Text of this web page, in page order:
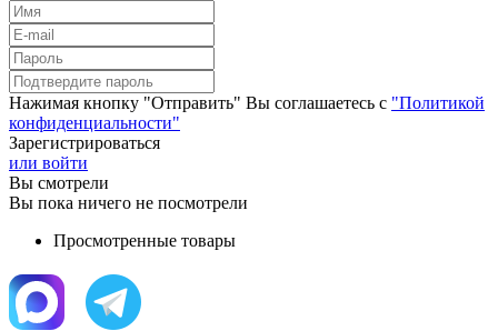
Нажимая кнопку "Отправить" Вы соглашаетесь с "Политикой
конфиденциальности"
Зарегистрироваться
или войти
Вы смотрели
Вы пока ничего не посмотрели
Просмотренные товары